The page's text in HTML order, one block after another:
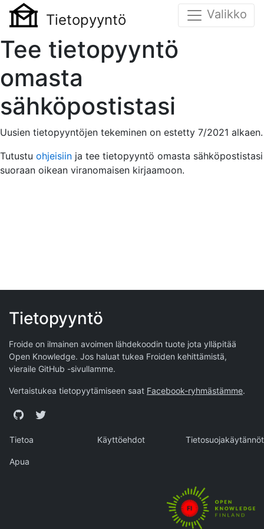
Tietopyyntö Valikko
Tee tietopyyntö
omasta
sähköpostistasi
Uusien tietopyyntöjen tekeminen on estetty 7/2021 alkaen.
Tutustu ohjeisiin ja tee tietopyyntö omasta sähköpostistasi
suoraan oikean viranomaisen kirjaamoon.
Tietopyyntö
Froide on ilmainen avoimen lähdekoodin tuote jota ylläpitää
Open Knowledge. Jos haluat tukea Froiden kehittämistä,
vieraile GitHub -sivullamme.
Vertaistukea tietopyytämiseen saat Facebook-ryhmästämme.
GitHubTwitter
Tietoa Käyttöehdot Tietosuojakäytännöt
Apua